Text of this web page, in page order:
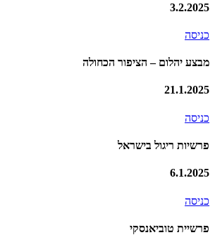
3.2.2025
כניסה
מבצע יהלום – הציפור הכחולה
21.1.2025
כניסה
פרשיות ריגול בישראל
6.1.2025
כניסה
פרשיית טוביאנסקי